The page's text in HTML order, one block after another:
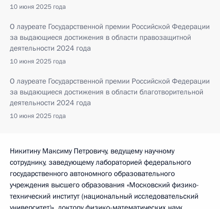
10 июня 2025 года
О лауреате Государственной премии Российской Федерации
за выдающиеся достижения в области правозащитной
деятельности 2024 года
10 июня 2025 года
О лауреате Государственной премии Российской Федерации
за выдающиеся достижения в области благотворительной
деятельности 2024 года
10 июня 2025 года
Никитину Максиму Петровичу, ведущему научному
сотруднику, заведующему лабораторией федерального
государственного автономного образовательного
учреждения высшего образования «Московский физико-
технический институт (национальный исследовательский